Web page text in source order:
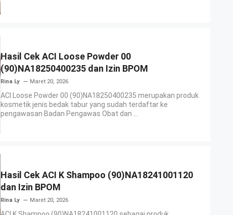
Hasil Cek ACI Loose Powder 00
(90)NA18250400235 dan Izin BPOM
Rina Ly Maret 20, 2026
ACI Loose Powder 00 (90)NA18250400235 merupakan produk
kosmetik jenis bedak tabur yang sudah terdaftar ke
pengawasan Badan Pengawas Obat dan ...
Hasil Cek ACI K Shampoo (90)NA18241001120
dan Izin BPOM
Rina Ly Maret 20, 2026